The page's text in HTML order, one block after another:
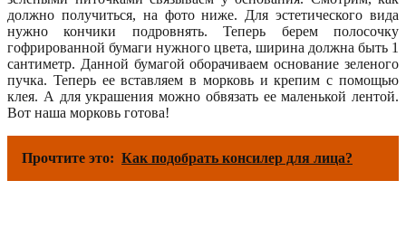
должно получиться, на фото ниже. Для эстетического вида
нужно кончики подровнять. Теперь берем полосочку
гофрированной бумаги нужного цвета, ширина должна быть 1
сантиметр. Данной бумагой оборачиваем основание зеленого
пучка. Теперь ее вставляем в морковь и крепим с помощью
клея. А для украшения можно обвязать ее маленькой лентой.
Вот наша морковь готова!
Прочтите это: Как подобрать консилер для лица?